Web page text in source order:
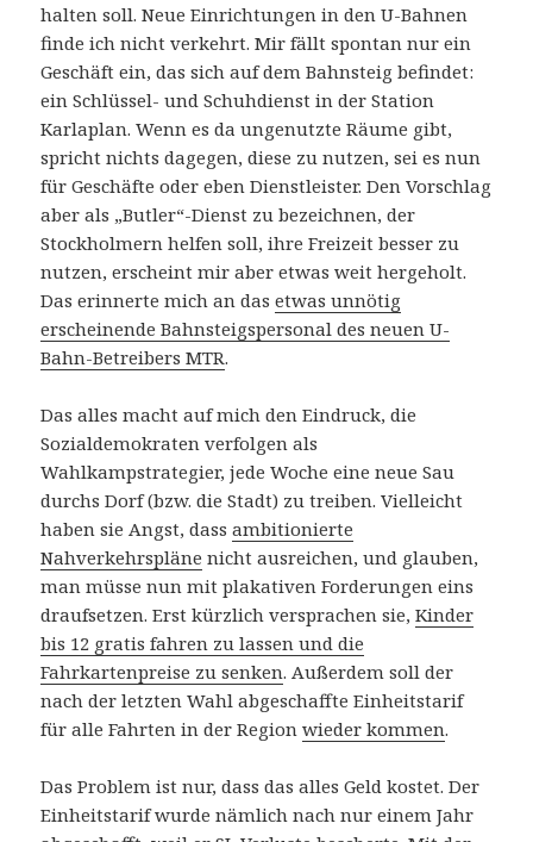
halten soll. Neue Einrichtungen in den U-Bahnen
finde ich nicht verkehrt. Mir fällt spontan nur ein
Geschäft ein, das sich auf dem Bahnsteig befindet:
ein Schlüssel- und Schuhdienst in der Station
Karlaplan. Wenn es da ungenutzte Räume gibt,
spricht nichts dagegen, diese zu nutzen, sei es nun
für Geschäfte oder eben Dienstleister. Den Vorschlag
aber als „Butler“-Dienst zu bezeichnen, der
Stockholmern helfen soll, ihre Freizeit besser zu
nutzen, erscheint mir aber etwas weit hergeholt.
Das erinnerte mich an dasetwas unnötig
erscheinende Bahnsteigspersonal des neuen U-
Bahn-Betreibers MTR.
Das alles macht auf mich den Eindruck, die
Sozialdemokraten verfolgen als
Wahlkampstrategier, jede Woche eine neue Sau
durchs Dorf (bzw. die Stadt) zu treiben. Vielleicht
haben sie Angst, dassambitionierte
Nahverkehrspläne nicht ausreichen, und glauben,
man müsse nun mit plakativen Forderungen eins
draufsetzen. Erst kürzlich versprachen sie,Kinder
bis 12 gratis fahren zu lassen und die
Fahrkartenpreise zu senken. Außerdem soll der
nach der letzten Wahl abgeschaffte Einheitstarif
für alle Fahrten in der Regionwieder kommen.
Das Problem ist nur, dass das alles Geld kostet. Der
Einheitstarif wurde nämlich nach nur einem Jahr